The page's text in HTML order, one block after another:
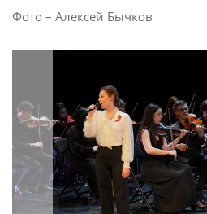
Фото – Алексей Бычков